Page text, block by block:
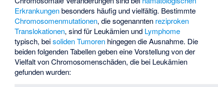
Erkrankungenbesonders häufig und vielfältig. Bestimmte
Chromosomenmutationen, die sogenannten reziproken
Translokationen, sind für Leukämien und Lymphome
typisch, beisoliden Tumoren hingegen die Ausnahme. Die
beiden folgenden Tabellen geben eine Vorstellung von der
Vielfalt von Chromosomenschäden, die bei Leukämien
gefunden wurden: